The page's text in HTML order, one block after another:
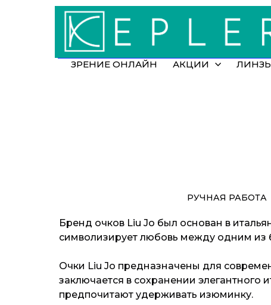
ЗРЕНИЕ ОНЛАЙН АКЦИИ
Бренд очков Liu Jo был основан в
символизирует любовь между одним из
Очки Liu Jo предназначены для
заключается в сохранении
предпочитают удерживать изюминку.
РУЧНАЯ РАБОТА